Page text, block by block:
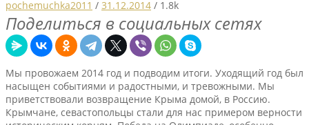
pochemuchka2011 / 31.12.2014 / 1.8k
Поделиться в социальных сетях
Мы провожаем 2014 год и подводим итоги. Уходящий год был
насыщен событиями и радостными, и тревожными. Мы
приветствовали возвращение Крыма домой, в Россию.
Крымчане, севастопольцы стали для нас примером верности